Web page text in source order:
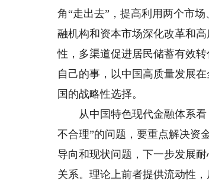
角“走出去”，提高利用两个市
融机构和资本市场深化改革和
性，多渠道促进居民储蓄有效
自己的事，以中国高质量发展
国的战略性选择。
从中国特色现代金融体系看
不合理”的问题，要重点解决资
导向和现状问题，下一步发展
关系。理论上前者提供流动性